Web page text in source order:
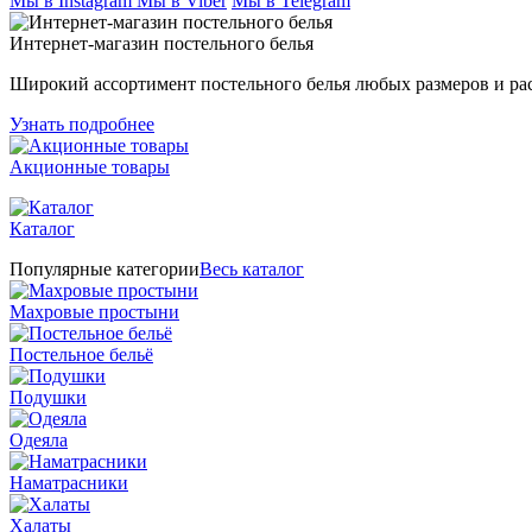
Интернет-магазин постельного белья
Широкий ассортимент постельного белья любых размеров и
Узнать подробнее
Акционные товары
Каталог
Популярные категорииВесь каталог
Махровые простыни
Постельное бельё
Подушки
Одеяла
Наматрасники
Халаты